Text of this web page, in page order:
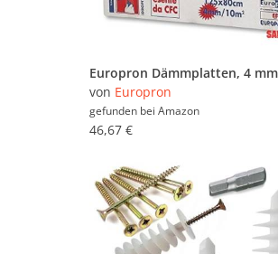
von Europron
gefunden bei Amazon
46,67 €